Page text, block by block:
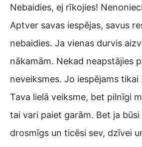
Nebaidies, ej rīkojies!
Aptver savas iespējas, savus
nebaidies. Ja vienas durvis
nākamām. Nekad neapstājies
neveiksmes. Jo iespējams
Tava lielā veiksme, bet pilnīgi
tai vari paiet garām. Bet ja
drosmīgs un ticēsi sev, dzīvei